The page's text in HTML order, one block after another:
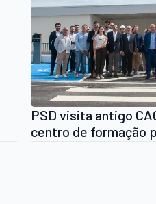
PSD visita antigo
centro de formação